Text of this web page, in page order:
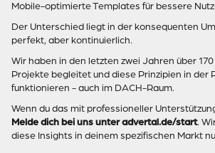
Mobile-optimierte Templates für bessere
Der Unterschied liegt in der konsequenten
perfekt, aber kontinuierlich.
Wir haben in den letzten zwei Jahren über
Projekte begleitet und diese Prinzipien in der
funktionieren - auch im DACH-Raum.
Wenn du das mit professioneller
Melde dich bei uns unter advertal.de/start.
diese Insights in deinem spezifischen Markt